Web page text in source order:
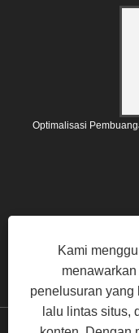
Optimalisasi
Kami
penelusuran
lalu lintas situs,